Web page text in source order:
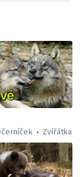
Zvířátka